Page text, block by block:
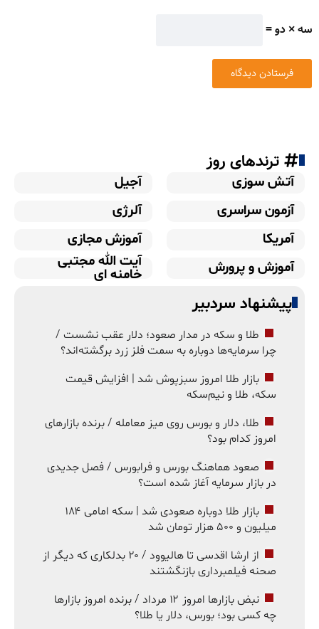
سه × دو =
ترندهای روز
آتش سوزی
آجیل
آزمون سراسری
آلرژی
آمریکا
آموزش مجازی
آموزش و پرورش
آیت الله مجتبی
خامنه ای
پیشنهاد سردبیر
طلا و سکه در مدار صعود؛ دلار عقب نشست /
چرا سرمایه‌ها دوباره به سمت فلز زرد برگشته‌اند؟
بازار طلا امروز سبزپوش شد | افزایش قیمت
سکه، طلا و نیم‌سکه
طلا، دلار و بورس روی میز معامله / برنده بازارهای
امروز کدام بود؟
صعود هماهنگ بورس و فرابورس / فصل جدیدی
در بازار سرمایه آغاز شده است؟
بازار طلا دوباره صعودی شد | سکه امامی ۱۸۴
میلیون و ۵۰۰ هزار تومان شد
از ارشا اقدسی تا هالیوود / ۲۰ بدلکاری که دیگر از
صحنه فیلمبرداری بازنگشتند
نبض بازارها امروز ۱۲ مرداد / برنده امروز بازارها
چه کسی بود؛ بورس، دلار یا طلا؟